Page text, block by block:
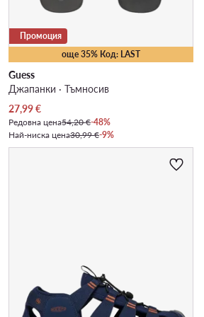
още 35% Код: LAST
Промоция
Guess
Джапанки · Тъмносив
Актуална цена
27,99€
Редовна цена54,20 €-48%
Най-ниска цена30,99 €-9%